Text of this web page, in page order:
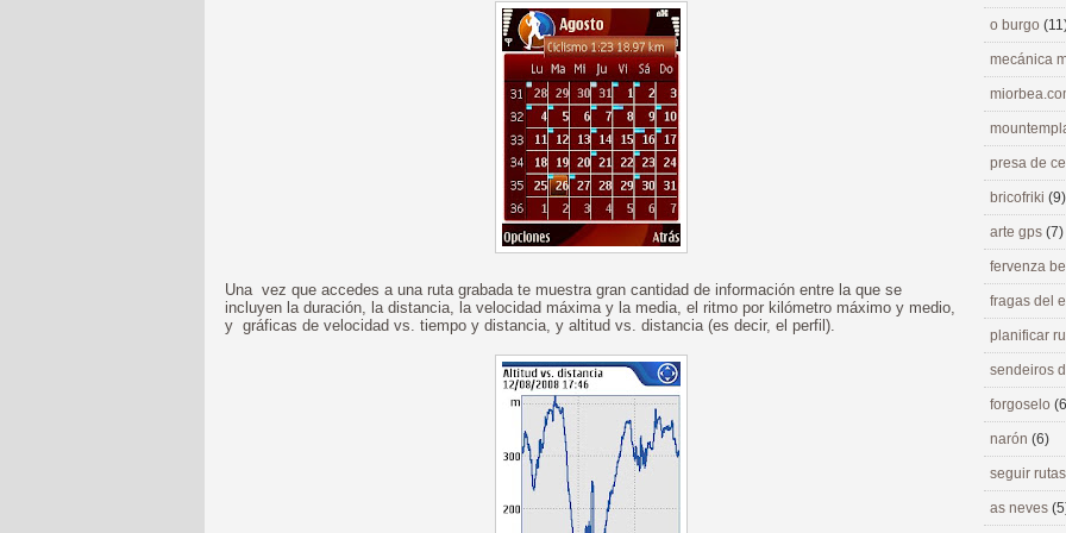
Una vez que accedes a una ruta grabada te muestra gran cantidad de información entre la que se
incluyen la duración, la distancia, la velocidad máxima y la media, el ritmo por kilómetro máximo y medio,
y gráficas de velocidad vs. tiempo y distancia, y altitud vs. distancia (es decir, el perfil).
o burgo
mecánica
presa de
bricofriki (9)
arte gps (7)
fervenza
fragas del
planificar
sendeiros
forgoselo
narón (6)
seguir
as neves